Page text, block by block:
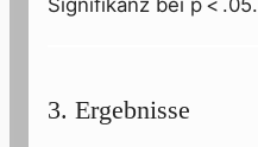
3. Ergebnisse